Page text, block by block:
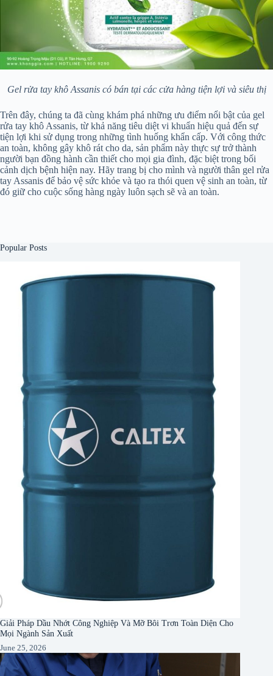
Gel rửa tay khô Assanis có bán tại các cửa hàng tiện lợi và siêu thị
Trên đây, chúng ta đã cùng khám phá những ưu điểm nổi bật của gel
rửa tay khô Assanis, từ khả năng tiêu diệt vi khuẩn hiệu quả đến sự
tiện lợi khi sử dụng trong những tình huống khẩn cấp. Với công thức
an toàn, không gây khô rát cho da, sản phẩm này thực sự trở thành
người bạn đồng hành cần thiết cho mọi gia đình, đặc biệt trong bối
cảnh dịch bệnh hiện nay. Hãy trang bị cho mình và người thân gel rửa
tay Assanis để bảo vệ sức khỏe và tạo ra thói quen vệ sinh an toàn, từ
đó giữ cho cuộc sống hàng ngày luôn sạch sẽ và an toàn.
Popular Posts
Giải Pháp Dầu Nhớt Công Nghiệp Và Mỡ Bôi Trơn Toàn Diện Cho
Mọi Ngành Sản Xuất
June 25, 2026